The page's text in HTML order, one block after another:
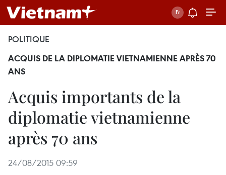
POLITIQUE
ACQUIS DE LA DIPLOMATIE VIETNAMIENNE APRÈS 70
ANS
Acquis importants de la
diplomatie vietnamienne
après 70 ans
24/08/2015 09:59